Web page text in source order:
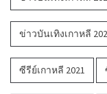
ข่าวบันเทิงเกาหลี
ซีรีย์เกาหลี 2021